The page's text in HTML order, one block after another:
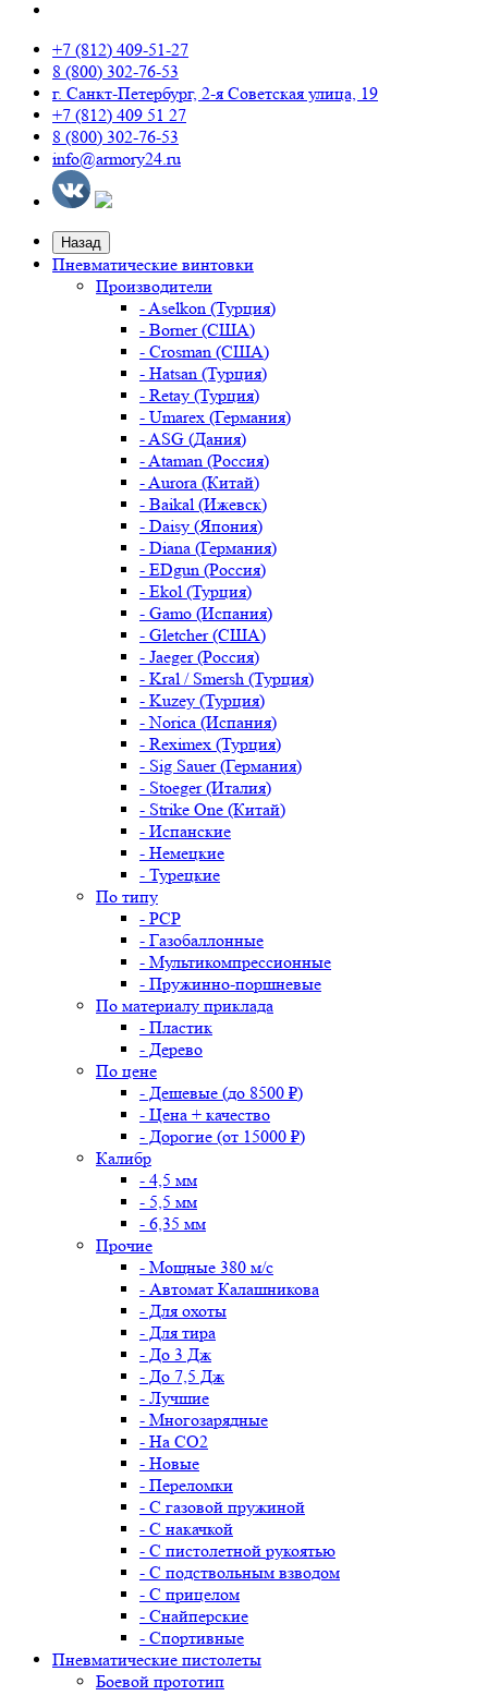
+7 (812) 409-51-27
8 (800) 302-76-53
г. Санкт-Петербург, 2-я Советская улица, 19
+7 (812) 409 51 27
8 (800) 302-76-53
info@armory24.ru
Назад
Пневматические винтовки
Производители
- Aselkon (Турция)
- Borner (США)
- Crosman (США)
- Hatsan (Турция)
- Retay (Турция)
- Umarex (Германия)
- ASG (Дания)
- Ataman (Россия)
- Aurora (Китай)
- Baikal (Ижевск)
- Daisy (Япония)
- Diana (Германия)
- EDgun (Россия)
- Ekol (Турция)
- Gamo (Испания)
- Gletcher (США)
- Jaeger (Россия)
- Kral / Smersh (Турция)
- Kuzey (Турция)
- Norica (Испания)
- Reximex (Турция)
- Sig Sauer (Германия)
- Stoeger (Италия)
- Strike One (Китай)
- Испанские
- Немецкие
- Турецкие
По типу
- PCP
- Газобаллонные
- Мультикомпрессионные
- Пружинно-поршневые
По материалу приклада
- Пластик
- Дерево
По цене
- Дешевые (до 8500 ₽)
- Цена + качество
- Дорогие (от 15000 ₽)
Калибр
- 4,5 мм
- 5,5 мм
- 6,35 мм
Прочие
- Мощные 380 м/с
- Автомат Калашникова
- Для охоты
- Для тира
- До 3 Дж
- До 7,5 Дж
- Лучшие
- Многозарядные
- На CO2
- Новые
- Переломки
- С газовой пружиной
- С накачкой
- С пистолетной рукоятью
- С подствольным взводом
- С прицелом
- Снайперские
- Спортивные
Пневматические пистолеты
Боевой прототип